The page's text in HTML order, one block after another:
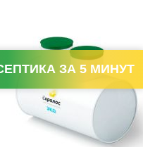
ЗА 5 МИНУТ